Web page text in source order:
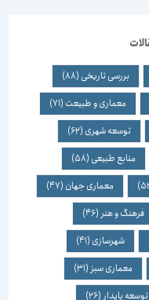
بررسی تاریخی(88)
معماری و طبیعت(71)
توسعه شهری(62)
منابع طبیعی(58)
معماری جهان(47)
و هنر(46)
شهرسازی(41)
معماری سبز(31)
پایدار(26)